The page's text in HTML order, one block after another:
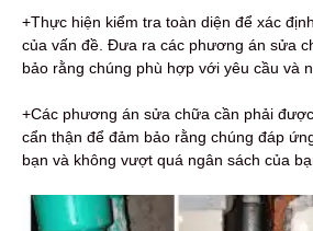
+Thực hiện kiểm tra toàn diện để xác
của vấn đề. Đưa ra các phương án sửa
bảo rằng chúng phù hợp với yêu cầu và
+Các phương án sửa chữa cần phải
cẩn thận để đảm bảo rằng chúng đáp
bạn và không vượt quá ngân sách của